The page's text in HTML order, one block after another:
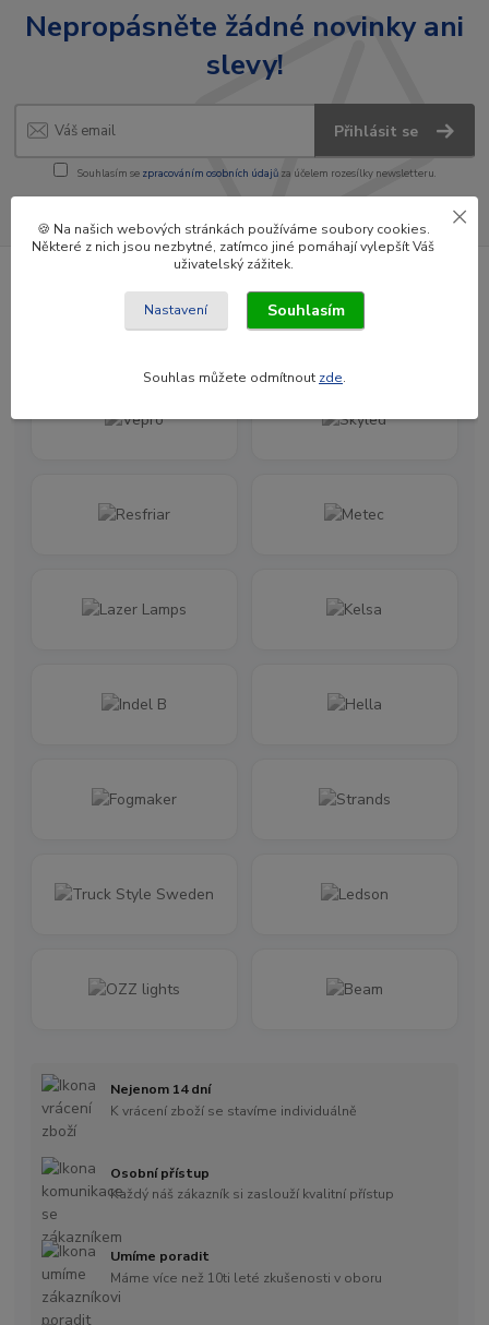
Nepropásněte žádné novinky ani
slevy!
Přihlásit se
Souhlasím se zpracováním osobních údajůza účelem rozesílky newsletteru.
Jsme oficiální distributoři značek
Nejenom 14 dní
K vrácení zboží se stavíme individuálně
Osobní přístup
Každý náš zákazník si zaslouží kvalitní přístup
Umíme poradit
Máme více než 10ti leté zkušenosti v oboru
🍪 Na našich webových stránkách používáme soubory cookies.
Některé z nich jsou nezbytné, zatímco jiné pomáhají vylepšít Váš
uživatelský zážitek.
Nastavení Souhlasím
Souhlas můžete odmítnout zde.